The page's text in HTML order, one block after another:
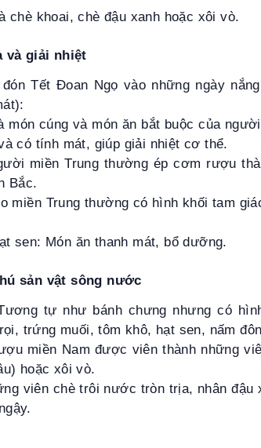
chè khoai, chè đậu xanh hoặc xôi vò.
và giải nhiệt
Tết Đoan Ngọ vào những ngày
cúng và món ăn bắt buộc của
có tính mát, giúp giải nhiệt cơ thể.
miền Trung thường ép cơm rượu
Bắc.
miền Trung thường có hình khối tam
sen: Món ăn thanh mát, bổ dưỡng.
sản vật sông nước
tự như bánh chưng nhưng có
trứng muối, tôm khô, hạt sen, nấm
miền Nam được viên thành những
hoặc xôi vò.
viên chè trôi nước tròn trịa, nhân